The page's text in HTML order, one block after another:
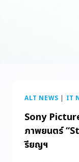
ALT NEWS | IT
Sony
ภาพยนตร์
รียญฯ